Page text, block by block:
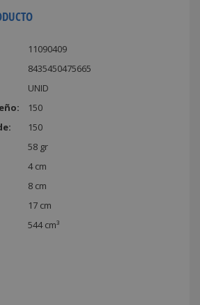
11090409
8435450475665
UNID
150
150
58 gr
4 cm
8 cm
17 cm
544 cm³